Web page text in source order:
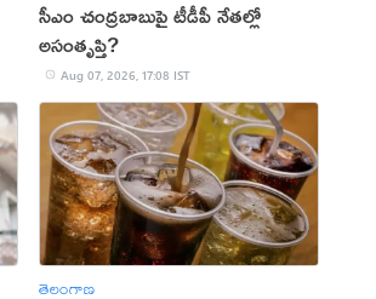
సీఎం చంద్రబాబుపై టీడీపీ నేతల్లో
అసంతృప్తి?
Aug 07, 2026, 17:08 IST
తెలంగాణ